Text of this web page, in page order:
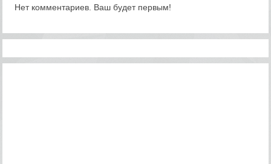
Нет комментариев. Ваш будет первым!